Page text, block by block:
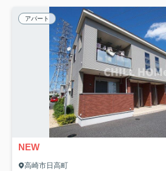
アパート
NEW
高崎市日高町